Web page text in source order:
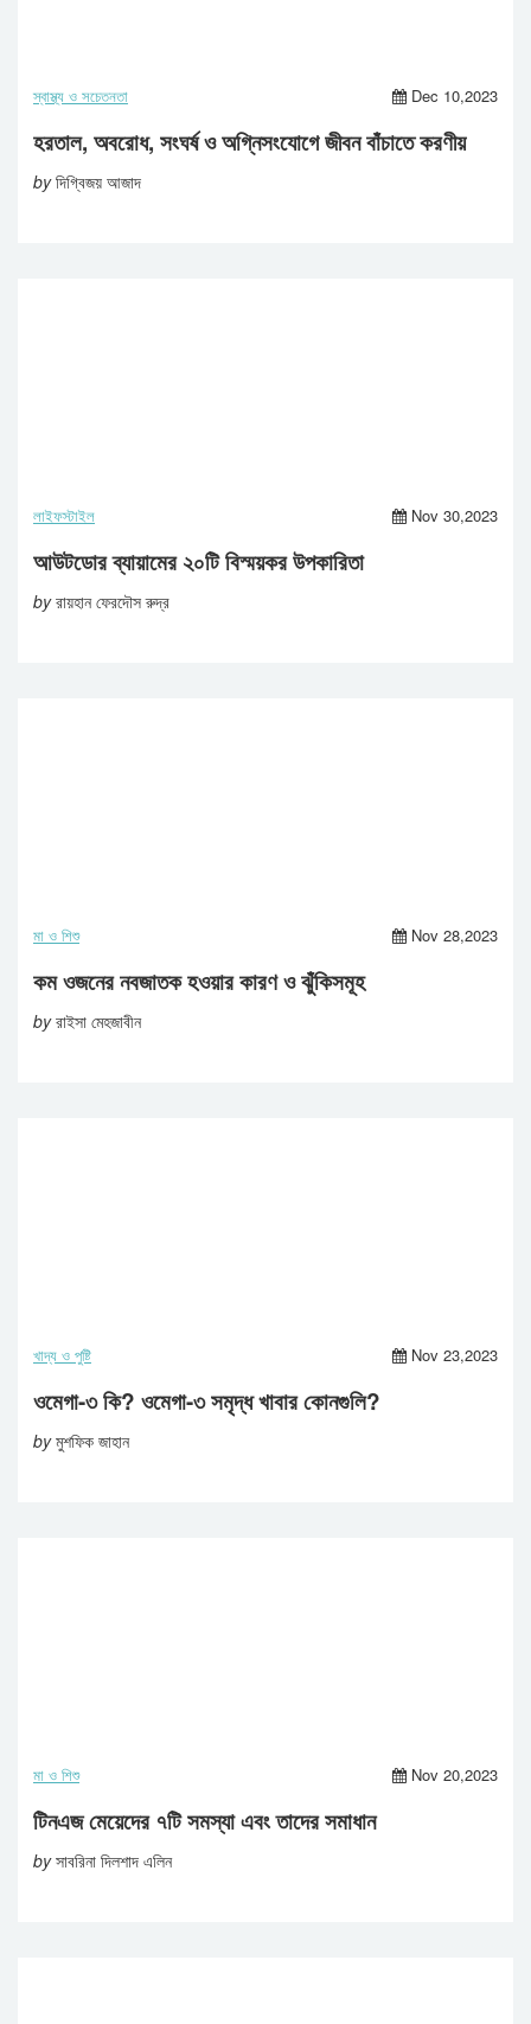
স্বাস্থ্য ও সচেতনতা Dec 10,2023
হরতাল, অবরোধ, সংঘর্ষ ও অগ্নিসংযোগে জীবন বাঁচাতে করণীয়
byদিগ্বিজয় আজাদ
লাইফস্টাইল Nov 30,2023
আউটডোর ব্যায়ামের ২০টি বিস্ময়কর উপকারিতা
byরায়হান ফেরদৌস রুদ্র
মা ও শিশু Nov 28,2023
কম ওজনের নবজাতক হওয়ার কারণ ও ঝুঁকিসমূহ
byরাইসা মেহজাবীন
খাদ্য ও পুষ্টি Nov 23,2023
ওমেগা-৩ কি? ওমেগা-৩ সমৃদ্ধ খাবার কোনগুলি?
byমুশফিক জাহান
মা ও শিশু Nov 20,2023
টিনএজ মেয়েদের ৭টি সমস্যা এবং তাদের সমাধান
byসাবরিনা দিলশাদ এলিন